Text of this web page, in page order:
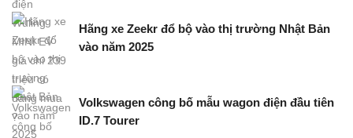
Hãng xe Zeekr đổ bộ vào thị trường Nhật Bản
vào năm 2025
Volkswagen công bố mẫu wagon điện đầu tiên
ID.7 Tourer